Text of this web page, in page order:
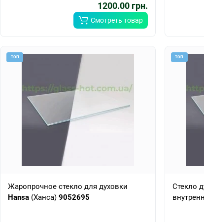
1200.00 грн.
Смотреть товар
ТОП
Жаропрочное стекло для духовки
Hansa (Ханса) 9052695
ТОП
Стекло